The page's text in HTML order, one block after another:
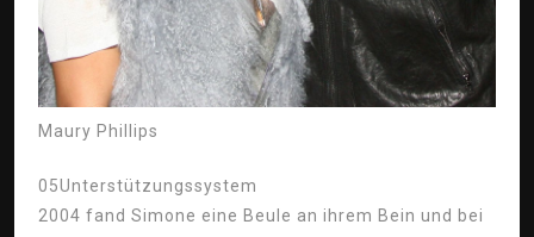
Maury Phillips
05Unterstützungssystem
2004 fand Simone eine Beule an ihrem Bein und bei